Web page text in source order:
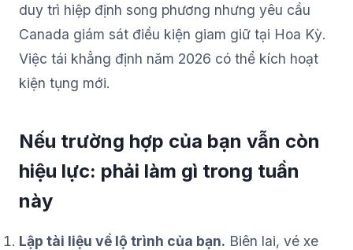
duy trì hiệp định song phương nhưng yêu cầu
Canada giám sát điều kiện giam giữ tại Hoa Kỳ.
Việc tái khẳng định năm 2026 có thể kích hoạt
kiện tụng mới.
Nếu trường hợp của bạn vẫn còn
hiệu lực: phải làm gì trong tuần
này
Lập tài liệu về lộ trình của bạn. Biên lai, vé xe